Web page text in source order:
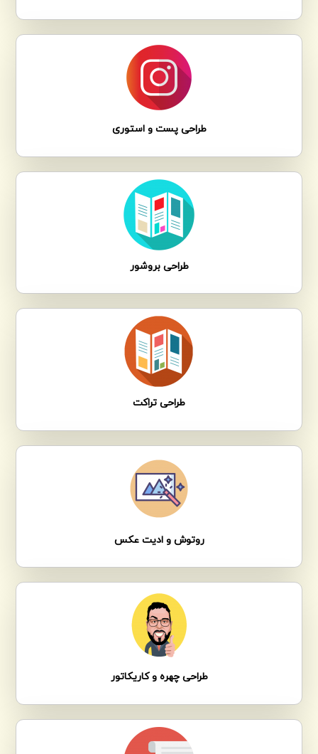
طراحی پست و استوری
طراحی بروشور
طراحی تراکت
روتوش و ادیت عکس
طراحی چهره و کاریکاتور